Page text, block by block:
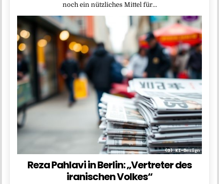
noch ein nützliches Mittel für…
Reza Pahlavi in Berlin: „Vertreter des
iranischen Volkes“